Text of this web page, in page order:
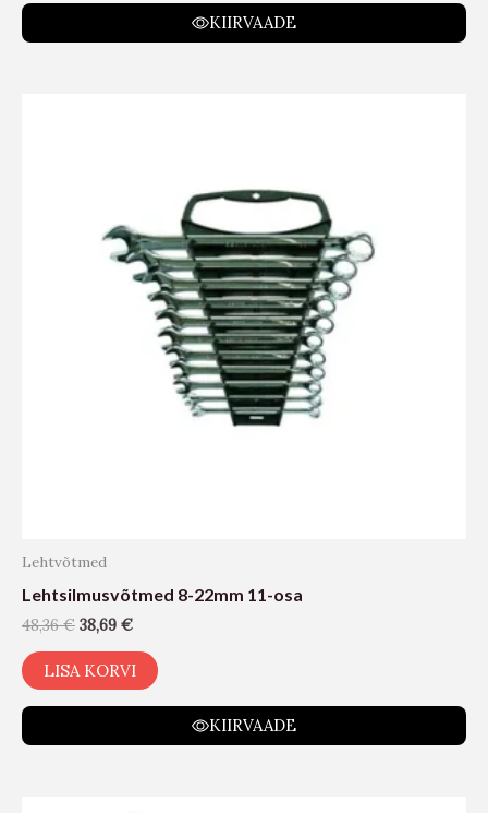
KIIRVAADE
Lehtvõtmed
Lehtsilmusvõtmed 8-22mm 11-osa
48,36€ 38,69 €
LISA KORVI
KIIRVAADE